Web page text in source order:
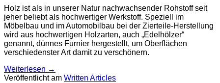
Holz ist als in unserer Natur nachwachsender Rohstoff seit
jeher beliebt als hochwertiger Werkstoff. Speziell im
Möbelbau und im Automobilbau bei der Zierteile-Herstellung
wird aus hochwertigen Holzarten, auch „Edelhölzer“
genannt, dünnes Furnier hergestellt, um Oberflächen
verschiedenster Art damit zu verschönern.
Weiterlesen →
Veröffentlicht am Written Articles